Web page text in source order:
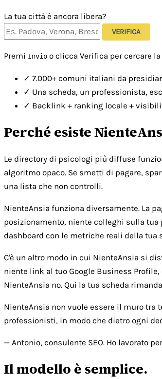
La tua città è ancora libera?
VERIFICA
Premi Invio o clicca Verifica per cercare
✓ 7.000+ comuni italiani da
✓ Una scheda, un professionista,
✓ Backlink + ranking locale +
Perché esiste
Le directory di psicologi più diffuse
algoritmo opaco. Se smetti di pagare,
una lista che non controlli.
NienteAnsia funziona diversamente. La
posizionamento, niente colleghi sulla tua
dashboard con le metriche reali della tua
C'è un altro modo in cui NienteAnsia si
niente link al tuo Google Business
NienteAnsia no. Qui la tua scheda
NienteAnsia non vuole essere il muro tra
professionisti, in modo che dietro ogni
— Antonio, consulente SEO. Ho lavorato
Il modello è semplice.